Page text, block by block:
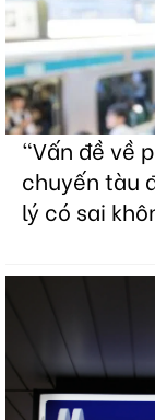
"Vấn đề về
chuyến tàu
lý có sai